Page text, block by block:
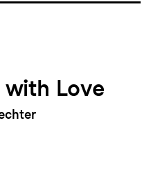
Love